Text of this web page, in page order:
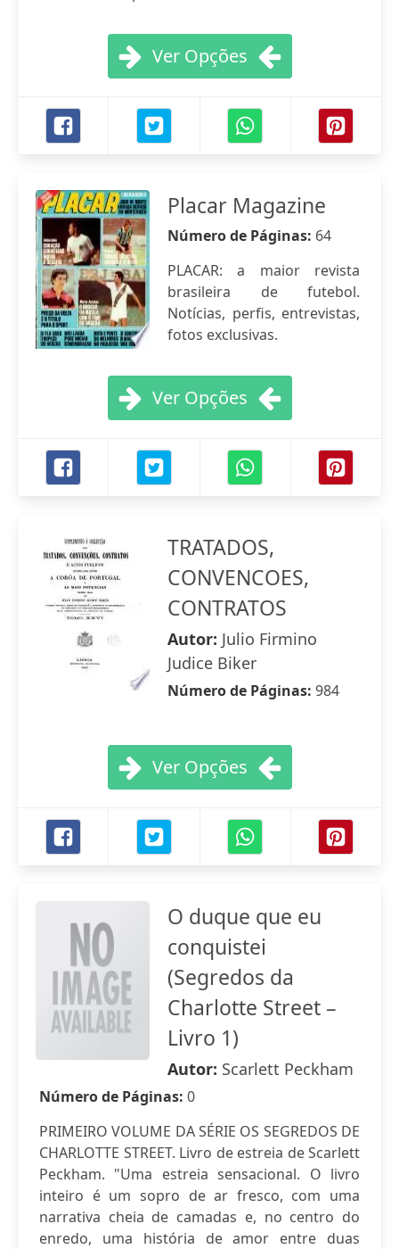
Ver Opções
Placar Magazine
Número de Páginas: 64
PLACAR: a maior revista
brasileira de futebol.
Notícias, perfis, entrevistas,
fotos exclusivas.
Ver Opções
TRATADOS,
CONVENCOES,
CONTRATOS
Autor: Julio Firmino
Judice Biker
Número de Páginas: 984
Ver Opções
O duque que eu
conquistei
(Segredos da
Charlotte Street –
Livro 1)
Autor: Scarlett Peckham
Número de Páginas: 0
PRIMEIRO VOLUME DA SÉRIE OS SEGREDOS DE
CHARLOTTE STREET. Livro de estreia de Scarlett
Peckham. "Uma estreia sensacional. O livro
inteiro é um sopro de ar fresco, com uma
narrativa cheia de camadas e, no centro do
enredo, uma história de amor entre duas